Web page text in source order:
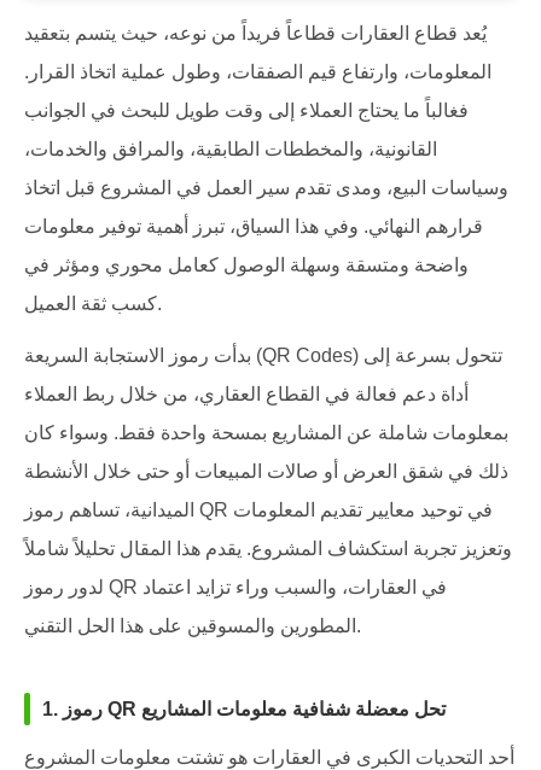
يُعد قطاع العقارات قطاعاً فريداً من نوعه، حيث يتسم بتعقيد
المعلومات، وارتفاع قيم الصفقات، وطول عملية اتخاذ القرار.
فغالباً ما يحتاج العملاء إلى وقت طويل للبحث في الجوانب
القانونية، والمخططات الطابقية، والمرافق والخدمات،
وسياسات البيع، ومدى تقدم سير العمل في المشروع قبل اتخاذ
قرارهم النهائي. وفي هذا السياق، تبرز أهمية توفير معلومات
واضحة ومتسقة وسهلة الوصول كعامل محوري ومؤثر في
كسب ثقة العميل.
بدأت رموز الاستجابة السريعة (QR Codes) تتحول بسرعة إلى
أداة دعم فعالة في القطاع العقاري، من خلال ربط العملاء
بمعلومات شاملة عن المشاريع بمسحة واحدة فقط. وسواء كان
ذلك في شقق العرض أو صالات المبيعات أو حتى خلال الأنشطة
الميدانية، تساهم رموز QR في توحيد معايير تقديم المعلومات
وتعزيز تجربة استكشاف المشروع. يقدم هذا المقال تحليلاً شاملاً
لدور رموز QR في العقارات، والسبب وراء تزايد اعتماد
المطورين والمسوقين على هذا الحل التقني.
1. رموز QR تحل معضلة شفافية معلومات المشاريع
أحد التحديات الكبرى في العقارات هو تشتت معلومات المشروع